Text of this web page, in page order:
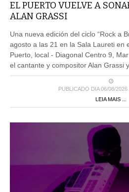
EL PUERTO VUELVE A
ALAN GRASSI
Una nueva edición del ciclo “Rock a
agosto a las 21 en la Sala Laureti en
Puerto, local - Diagonal Centro 9,
el cantante y compositor Alan Grassi
PUBLICADO DIA 06/08/2026
LEIA MAIS ...